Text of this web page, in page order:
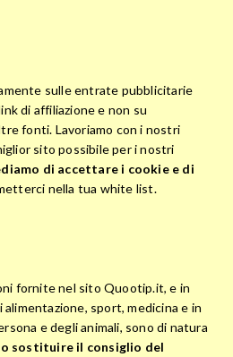
sulle entrate pubblicitarie
di affiliazione e non su
fonti. Lavoriamo con i nostri
sito possibile per i nostri
di accettare i cookie e di
nella tua white list.
fornite nel sito Quootip.it, e in
sport, medicina e in
e degli animali, sono di natura
sostituire il consiglio del